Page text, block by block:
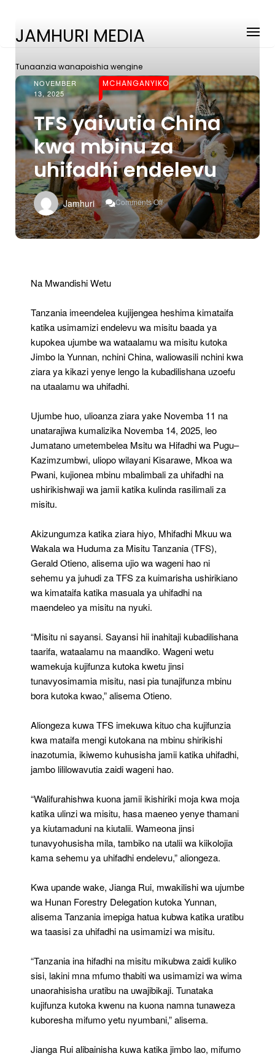
JAMHURI MEDIA
Tunaanzia wanapoishia wengine
NOVEMBER
13, 2025
MCHANGANYIKO
TFS yaivutia China
kwa mbinu za
uhifadhi endelevu
Jamhuri Comments Off
On
TFS
Yaivutia
China
Na Mwandishi Wetu
Tanzania imeendelea kujijengea heshima kimataifa
katika usimamizi endelevu wa misitu baada ya
kupokea ujumbe wa wataalamu wa misitu kutoka
Jimbo la Yunnan, nchini China, waliowasili nchini kwa
ziara ya kikazi yenye lengo la kubadilishana uzoefu
na utaalamu wa uhifadhi.
Ujumbe huo, ulioanza ziara yake Novemba 11 na
unatarajiwa kumalizika Novemba 14, 2025, leo
Jumatano umetembelea Msitu wa Hifadhi wa Pugu–
Kazimzumbwi, uliopo wilayani Kisarawe, Mkoa wa
Pwani, kujionea mbinu mbalimbali za uhifadhi na
ushirikishwaji wa jamii katika kulinda rasilimali za
misitu.
Akizungumza katika ziara hiyo, Mhifadhi Mkuu wa
Wakala wa Huduma za Misitu Tanzania (TFS),
Gerald Otieno, alisema ujio wa wageni hao ni
sehemu ya juhudi za TFS za kuimarisha ushirikiano
wa kimataifa katika masuala ya uhifadhi na
maendeleo ya misitu na nyuki.
“Misitu ni sayansi. Sayansi hii inahitaji kubadilishana
taarifa, wataalamu na maandiko. Wageni wetu
wamekuja kujifunza kutoka kwetu jinsi
tunavyosimamia misitu, nasi pia tunajifunza mbinu
bora kutoka kwao,” alisema Otieno.
Aliongeza kuwa TFS imekuwa kituo cha kujifunzia
kwa mataifa mengi kutokana na mbinu shirikishi
inazotumia, ikiwemo kuhusisha jamii katika uhifadhi,
jambo lililowavutia zaidi wageni hao.
“Walifurahishwa kuona jamii ikishiriki moja kwa moja
katika ulinzi wa misitu, hasa maeneo yenye thamani
ya kiutamaduni na kiutalii. Wameona jinsi
tunavyohusisha mila, tambiko na utalii wa kiikolojia
kama sehemu ya uhifadhi endelevu,” aliongeza.
Kwa upande wake, Jianga Rui, mwakilishi wa ujumbe
wa Hunan Forestry Delegation kutoka Yunnan,
alisema Tanzania imepiga hatua kubwa katika uratibu
wa taasisi za uhifadhi na usimamizi wa misitu.
“Tanzania ina hifadhi na misitu mikubwa zaidi kuliko
sisi, lakini mna mfumo thabiti wa usimamizi wa wima
unaorahisisha uratibu na uwajibikaji. Tunataka
kujifunza kutoka kwenu na kuona namna tunaweza
kuboresha mifumo yetu nyumbani,” alisema.
Jianga Rui alibainisha kuwa katika jimbo lao, mifumo